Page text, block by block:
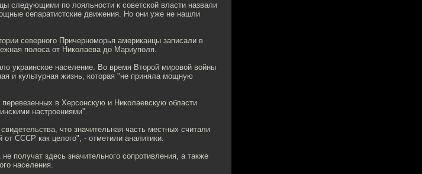
следующими по лояльности к советской власти назвали
сепаратистские движения. Но они уже не нашли
северного Причерноморья американцы записали в
полоса от Николаева до Мариуполя.
украинское население. Во время Второй мировой войны
и культурная жизнь, которая "не приняла мощную
в Херсонскую и Николаевскую области
настроениями".
что значительная часть местных считали
от СССР как целого", - отметили аналитики.
получат здесь значительного сопротивления, а также
населения.